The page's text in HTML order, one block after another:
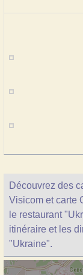
Découvrez des
Visicom et carte
le restaurant
itinéraire et les
"Ukraine".